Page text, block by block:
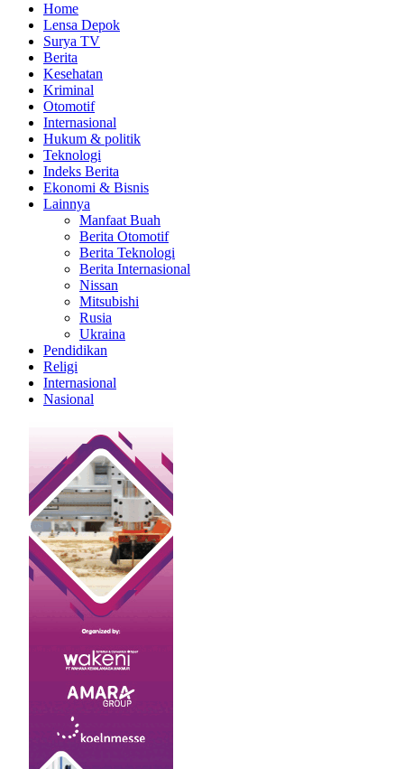
Home
Lensa Depok
Surya TV
Berita
Kesehatan
Kriminal
Otomotif
Internasional
Hukum & politik
Teknologi
Indeks Berita
Ekonomi & Bisnis
Lainnya
Manfaat Buah
Berita Otomotif
Berita Teknologi
Berita Internasional
Nissan
Mitsubishi
Rusia
Ukraina
Pendidikan
Religi
Internasional
Nasional